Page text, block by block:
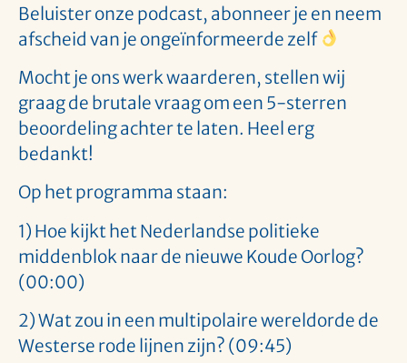
Beluister onze podcast, abonneer je en neem
afscheid van je ongeïnformeerde zelf
Mocht je ons werk waarderen, stellen wij
graag de brutale vraag om een 5-sterren
beoordeling achter te laten. Heel erg
bedankt!
Op het programma staan:
1) Hoe kijkt het Nederlandse politieke
middenblok naar de nieuwe Koude Oorlog?
(00:00)
2) Wat zou in een multipolaire wereldorde de
Westerse rode lijnen zijn? (09:45)